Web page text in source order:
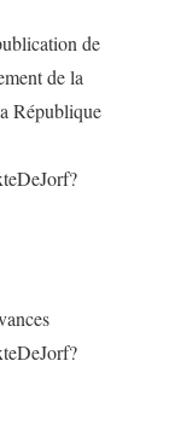
de
de la
République